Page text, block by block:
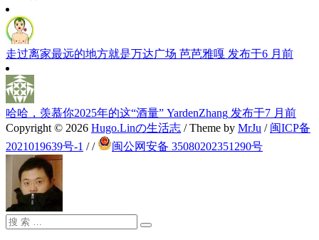
走过离家最远的地方就是万达广场 芭芭雅嘎 发布于6 月前
哈哈，羡慕你2025年的这“酒量” YardenZhang 发布于7 月前
Copyright © 2026 Hugo.Linの生活志 / Theme by MrJu / 闽ICP备
2021019639号-1 // 闽公网安备 35080202351290号
搜
搜